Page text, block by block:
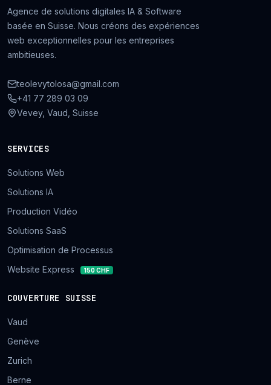
Agence de solutions digitales IA & Software
basée en Suisse. Nous créons des expériences
web exceptionnelles pour les entreprises
ambitieuses.
teolevytolosa@gmail.com
+41 77 289 03 09
Vevey, Vaud, Suisse
SERVICES
Solutions Web
Solutions IA
Production Vidéo
Solutions SaaS
Optimisation de Processus
Website Express
150 CHF
COUVERTURE SUISSE
Vaud
Genève
Zurich
Berne